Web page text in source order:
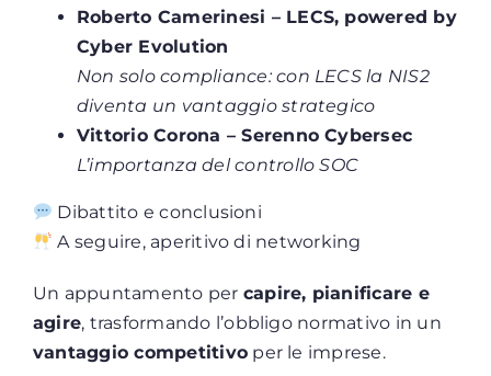
Roberto Camerinesi – LECS, powered by
Cyber Evolution
Non solo compliance: con LECS la NIS2
diventa un vantaggio strategico
Vittorio Corona – Serenno Cybersec
L’importanza del controllo SOC
Dibattito e conclusioni
A seguire, aperitivo di networking
Un appuntamento per capire, pianificare e
agire, trasformando l’obbligo normativo in un
vantaggio competitivo per le imprese.